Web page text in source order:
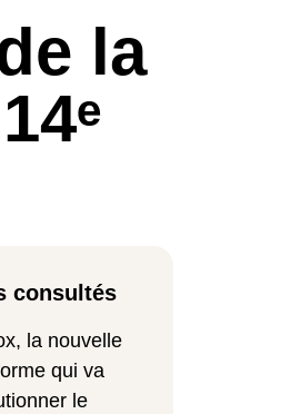
la
consultés
la nouvelle
qui va
le